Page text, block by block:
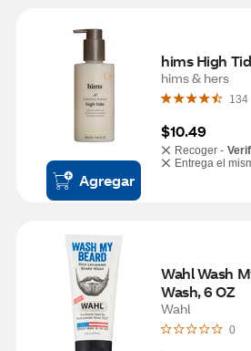
Agregar
hims High
hims & hers
134
$10.49
Recoger -
Entrega el
Wahl Wash
Wash, 6 OZ
Wahl
0